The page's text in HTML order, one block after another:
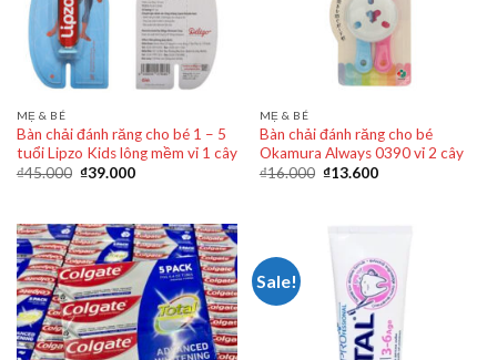
MẸ & BÉ
Bàn chải đánh răng cho bé 1 – 5
tuổi Lipzo Kids lông mềm vỉ 1 cây
₫45.000 ₫39.000
MẸ & BÉ
Bàn chải đánh răng cho bé
Okamura Always 0390 vỉ 2 cây
₫16.000 ₫13.600
Sale!